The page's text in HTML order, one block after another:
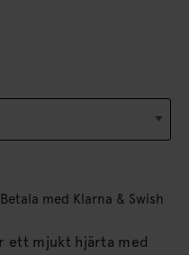
Betala med Klarna & Swish